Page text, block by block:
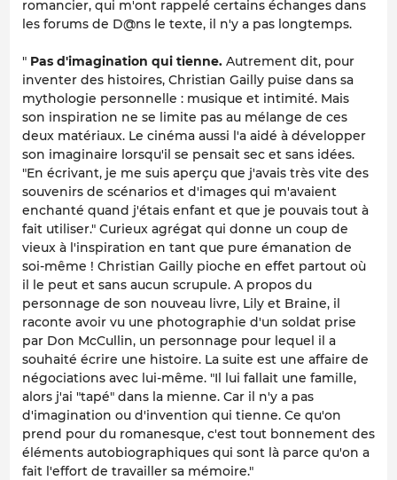
romancier, qui m'ont rappelé certains échanges dans
les forums de D@ns le texte, il n'y a pas longtemps.
" Pas d'imagination qui tienne. Autrement dit, pour
inventer des histoires, Christian Gailly puise dans sa
mythologie personnelle : musique et intimité. Mais
son inspiration ne se limite pas au mélange de ces
deux matériaux. Le cinéma aussi l'a aidé à développer
son imaginaire lorsqu'il se pensait sec et sans idées.
"En écrivant, je me suis aperçu que j'avais très vite des
souvenirs de scénarios et d'images qui m'avaient
enchanté quand j'étais enfant et que je pouvais tout à
fait utiliser." Curieux agrégat qui donne un coup de
vieux à l'inspiration en tant que pure émanation de
soi-même ! Christian Gailly pioche en effet partout où
il le peut et sans aucun scrupule. A propos du
personnage de son nouveau livre, Lily et Braine, il
raconte avoir vu une photographie d'un soldat prise
par Don McCullin, un personnage pour lequel il a
souhaité écrire une histoire. La suite est une affaire de
négociations avec lui-même. "Il lui fallait une famille,
alors j'ai "tapé" dans la mienne. Car il n'y a pas
d'imagination ou d'invention qui tienne. Ce qu'on
prend pour du romanesque, c'est tout bonnement des
éléments autobiographiques qui sont là parce qu'on a
fait l'effort de travailler sa mémoire."